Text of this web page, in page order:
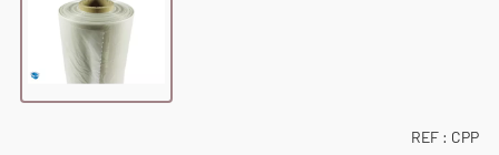
REF : CPP